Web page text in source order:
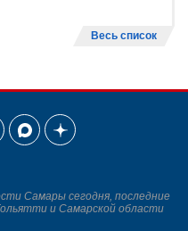
Весь список
Самары сегодня, последние
и Самарской области